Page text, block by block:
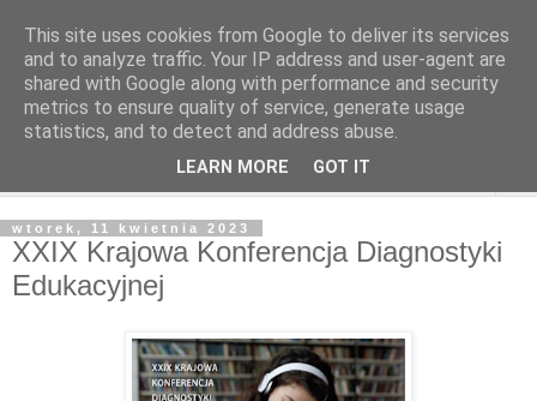
wtorek, 11 kwietnia 2023
XXIX Krajowa Konferencja Diagnostyki
Edukacyjnej
This site uses cookies from Google to deliver its services
and to analyze traffic. Your IP address and user-agent are
shared with Google along with performance and security
metrics to ensure quality of service, generate usage
statistics, and to detect and address abuse.
LEARN MORE GOT IT